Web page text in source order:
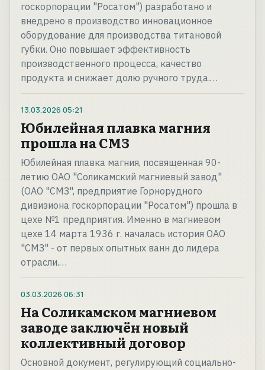
госкорпорации "Росатом") разработано и
внедрено в производство инновационное
оборудование для производства титановой
губки. Оно повышает эффективность
производственного процесса, качество
продукта и снижает долю ручного труда.…
13.03.2026 05:21
Юбилейная плавка магния
прошла на СМЗ
Юбилейная плавка магния, посвященная 90-
летию ОАО "Соликамский магниевый завод"
(ОАО "СМЗ", предприятие Горнорудного
дивизиона госкорпорации "Росатом") прошла в
цехе №1 предприятия. Именно в магниевом
цехе 14 марта 1936 г. началась история ОАО
"СМЗ" - от первых опытных ванн до лидера
отрасли.…
03.03.2026 06:31
На Соликамском магниевом
заводе заключён новый
коллективный договор
Основной документ, регулирующий социально-